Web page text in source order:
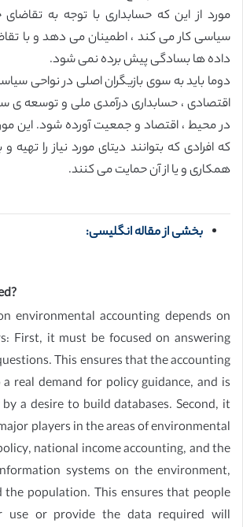
مورد از این که حسابداری با توجه به
سیاسی کار می کند ، اطمینان می دهد و با
داده ها بسادگی پیش برده نمی شود.
دوما باید به سوی بازیگران اصلی در نواحی
اقتصادی ، حسابداری درآمدی ملی و توسعه ی
در محیط ، اقتصاد و جمعیت آورده شود. این
که افرادی که بتوانند دیتای مورد نیاز را تهیه و
همکاری و یا از آن حمایت می کنند.
بخشی از مقاله انگلیسی:
environmental accounting depends on
First, it must be focused on answering
This ensures that the accounting
real demand for policy guidance, and is
a desire to build databases. Second, it
players in the areas of environmental
national income accounting, and the
systems on the environment,
the population. This ensures that people
use or provide the data required will